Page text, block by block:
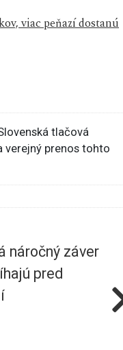
viac peňazí dostanú
tlačová
verejný prenos tohto
náročný záver
pred